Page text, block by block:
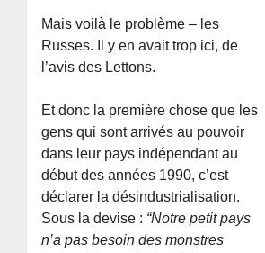
Mais voilà le problème – les
Russes. Il y en avait trop ici, de
l’avis des Lettons.
Et donc la première chose que les
gens qui sont arrivés au pouvoir
dans leur pays indépendant au
début des années 1990, c’est
déclarer la désindustrialisation.
Sous la devise : “Notre petit pays
n’a pas besoin des monstres